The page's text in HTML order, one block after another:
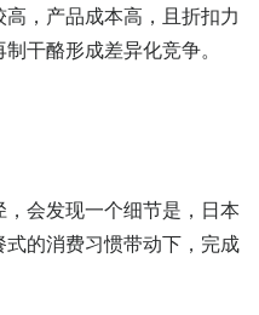
，产品成本高，且折扣力
干酪形成差异化竞争。
会发现一个细节是，日本
的消费习惯带动下，完成